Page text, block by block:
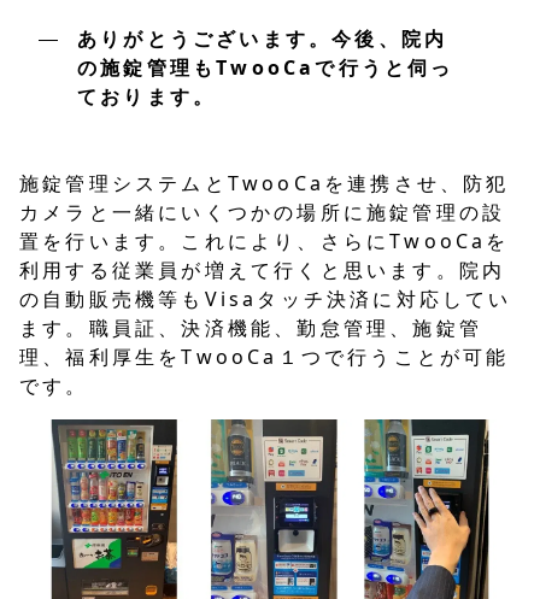
ありがとうございます。今後、院内
の施錠管理もTwooCaで行うと伺っ
ております。
施錠管理システムとTwooCaを連携させ、防犯
カメラと一緒にいくつかの場所に施錠管理の設
置を行います。これにより、さらにTwooCaを
利用する従業員が増えて行くと思います。院内
の自動販売機等もVisaタッチ決済に対応してい
ます。職員証、決済機能、勤怠管理、施錠管
理、福利厚生をTwooCa１つで行うことが可能
です。